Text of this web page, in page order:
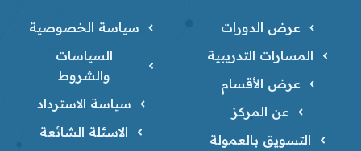
عرض الدورات
المسارات التدريبية
عرض الأقسام
عن المركز
التسويق بالعمولة
سياسة الخصوصية
السياسات
والشروط
سياسة الاسترداد
الاسئلة الشائعة